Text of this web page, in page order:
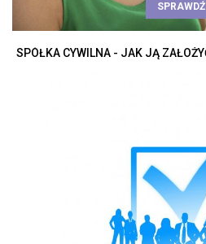
SPÓŁKA CYWILNA - JAK JĄ